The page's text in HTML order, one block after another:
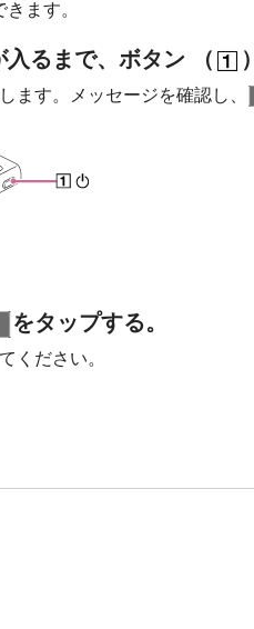
ます。
るまで、ボタン （
ます。メッセージを確認し、
をタップする。
ください。